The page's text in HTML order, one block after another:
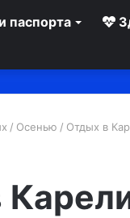
паспорта
/ Осенью / Отдых в
обязательные